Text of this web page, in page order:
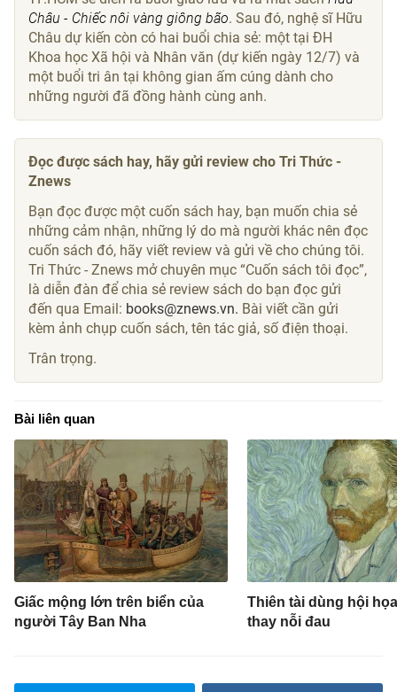
Châu - Chiếc nôi vàng giông bão. Sau đó, nghệ sĩ Hữu
Châu dự kiến còn có hai buổi chia sẻ: một tại ĐH
Khoa học Xã hội và Nhân văn (dự kiến ngày 12/7) và
một buổi tri ân tại không gian ấm cúng dành cho
những người đã đồng hành cùng anh.
Đọc được sách hay, hãy gửi review cho Tri Thức -
Znews
Bạn đọc được một cuốn sách hay, bạn muốn chia sẻ
những cảm nhận, những lý do mà người khác nên đọc
cuốn sách đó, hãy viết review và gửi về cho chúng tôi.
Tri Thức - Znews mở chuyên mục “Cuốn sách tôi đọc”,
là diễn đàn để chia sẻ review sách do bạn đọc gửi
đến qua Email: books@znews.vn. Bài viết cần gửi
kèm ảnh chụp cuốn sách, tên tác giả, số điện thoại.
Trân trọng.
Bài liên quan
Giấc mộng lớn trên biển của
người Tây Ban Nha
Thiên tài dùng hội
thay nỗi đau